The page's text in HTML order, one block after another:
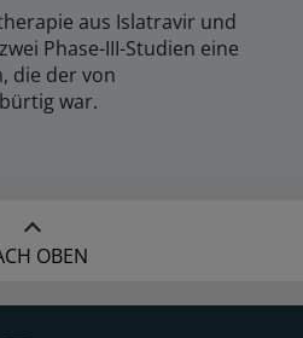
aus Islatravir und
Phase-III-Studien eine
die der von
war.
OBEN